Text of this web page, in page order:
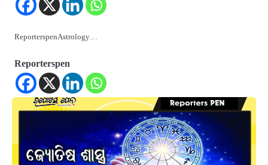
ReporterspenAstrology…
Reporterspen